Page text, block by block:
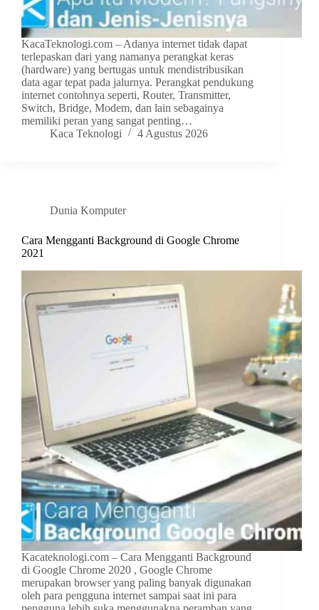
KacaTeknologi.com – Adanya internet tidak dapat
terlepaskan dari yang namanya perangkat keras
(hardware) yang bertugas untuk mendistribusikan
data agar tepat pada jalurnya. Perangkat pendukung
internet contohnya seperti, Router, Transmitter,
Switch, Bridge, Modem, dan lain sebagainya
memiliki peran yang sangat penting…
Kaca Teknologi
4 Agustus 2026
Dunia Komputer
Cara Mengganti Background di Google Chrome
2021
Kacateknologi.com – Cara Mengganti Background
di Google Chrome 2020 , Google Chrome
merupakan browser yang paling banyak digunakan
oleh para pengguna internet sampai saat ini para